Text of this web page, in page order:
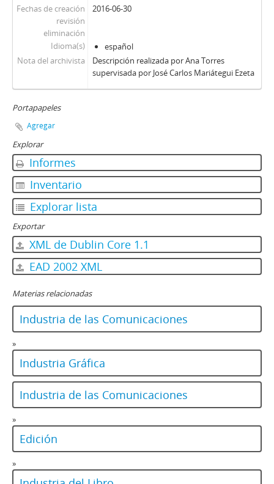
Fechas de creación
revisión
eliminación
2016-06-30
Idioma(s)
español
Nota del archivista
Descripción realizada por Ana Torres
supervisada por José Carlos Mariátegui Ezeta
Portapapeles
Agregar
Explorar
Informes
Inventario
Explorar lista
Exportar
XML de Dublin Core 1.1
EAD 2002 XML
Materias relacionadas
Industria de las Comunicaciones
»
Industria Gráfica
Industria de las Comunicaciones
»
Edición
»